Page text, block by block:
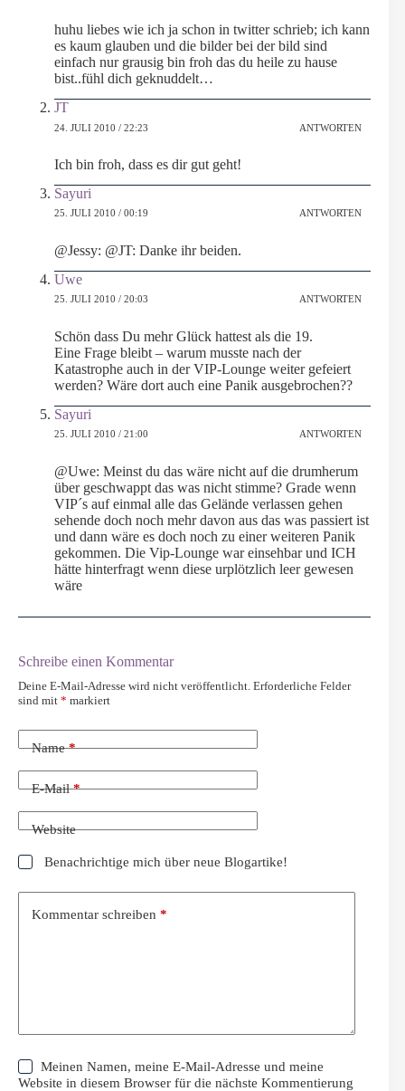
huhu liebes wie ich ja schon in twitter schrieb; ich kann
es kaum glauben und die bilder bei der bild sind
einfach nur grausig bin froh das du heile zu hause
bist..fühl dich geknuddelt…
JT
24. JULI 2010 / 22:23 ANTWORTEN
Ich bin froh, dass es dir gut geht!
Sayuri
25. JULI 2010 / 00:19 ANTWORTEN
@Jessy: @JT: Danke ihr beiden.
Uwe
25. JULI 2010 / 20:03 ANTWORTEN
Schön dass Du mehr Glück hattest als die 19.
Eine Frage bleibt – warum musste nach der
Katastrophe auch in der VIP-Lounge weiter gefeiert
werden? Wäre dort auch eine Panik ausgebrochen??
Sayuri
25. JULI 2010 / 21:00 ANTWORTEN
@Uwe: Meinst du das wäre nicht auf die drumherum
über geschwappt das was nicht stimme? Grade wenn
VIP´s auf einmal alle das Gelände verlassen gehen
sehende doch noch mehr davon aus das was passiert ist
und dann wäre es doch noch zu einer weiteren Panik
gekommen. Die Vip-Lounge war einsehbar und ICH
hätte hinterfragt wenn diese urplötzlich leer gewesen
wäre
Schreibe einen Kommentar
Deine E-Mail-Adresse wird nicht veröffentlicht. Erforderliche Felder
sind mit * markiert
Name*
E-Mail*
Website
Benachrichtige mich über neue Blogartike!
Kommentar schreiben *
Meinen Namen, meine E-Mail-Adresse und meine
Website in diesem Browser für die nächste Kommentierung